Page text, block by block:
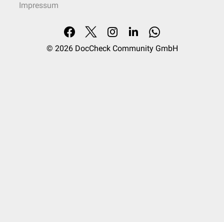
Impressum
© 2026 DocCheck Community GmbH